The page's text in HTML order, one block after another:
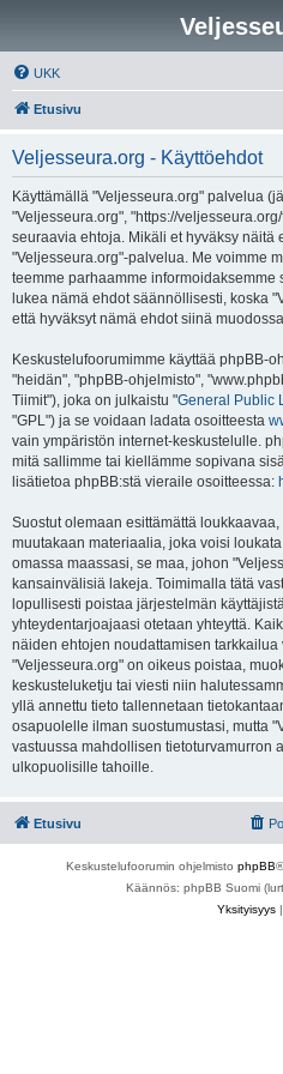
UKK
Etusivu
Veljesseura.org - Käyttöehdot
Käyttämällä "Veljesseura.org" palvelua
"Veljesseura.org", "https://
seuraavia ehtoja. Mikäli et hyväksy näitä
"Veljesseura.org"-palvelua. Me voimme
teemme parhaamme
lukea nämä ehdot säännöllisesti, koska
että hyväksyt nämä ehdot siinä
Keskustelufoorumimme käyttää phpBB-
"heidän", "phpBB-ohjelmisto",
Tiimit"), joka on julkaistu "General Public
"GPL") ja se voidaan ladata osoitteesta
vain ympäristön internet-keskustelulle.
mitä sallimme tai kiellämme sopivana
lisätietoa phpBB:stä vieraile osoitteessa:
Suostut olemaan esittämättä
muutakaan materiaalia, joka voisi
omassa maassasi, se maa, johon
kansainvälisiä lakeja. Toimimalla tätä
lopullisesti poistaa järjestelmän
yhteydentarjoajaasi otetaan yhteyttä.
näiden ehtojen noudattamisen tarkkailua
"Veljesseura.org" on oikeus poistaa,
keskusteluketju tai viesti niin
yllä annettu tieto tallennetaan
osapuolelle ilman suostumustasi, mutta
vastuussa mahdollisen tietoturvamurron
ulkopuolisille tahoille.
Etusivu
Keskustelufoorumin ohjelmisto phpBB
Käännös: phpBB Suomi
Yksityisyys |